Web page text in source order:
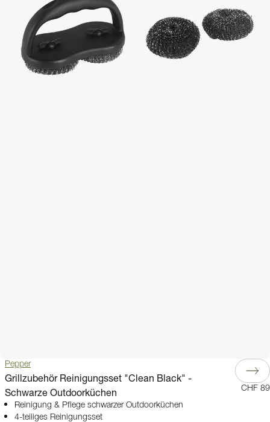
Pepper
Grillzubehör Reinigungsset "Clean Black" -
Schwarze Outdoorküchen
Reinigung & Pflege schwarzer Outdoorküchen
4-teiliges Reinigungsset
CHF 89